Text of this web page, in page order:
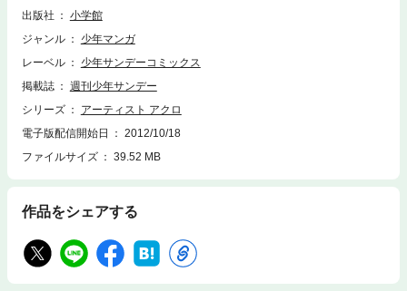
出版社
小学館
ジャンル
少年マンガ
レーベル
少年サンデーコミックス
掲載誌
週刊少年サンデー
シリーズ
アーティスト アクロ
電子版配信開始日
2012/10/18
ファイルサイズ
39.52 MB
作品をシェアする